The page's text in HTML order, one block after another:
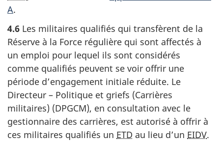
A.
4.6 Les militaires qualifiés qui transfèrent de la
Réserve à la Force régulière qui sont affectés à
un emploi pour lequel ils sont considérés
comme qualifiés peuvent se voir offrir une
période d’engagement initiale réduite. Le
Directeur – Politique et griefs (Carrières
militaires) (DPGCM), en consultation avec le
gestionnaire des carrières, est autorisé à offrir à
ces militaires qualifiés un ETD au lieu d’un EIDV.